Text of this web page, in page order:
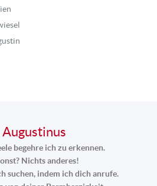
Augustinus
begehre ich zu erkennen.
Nichts anderes!
suchen, indem ich dich anrufe.